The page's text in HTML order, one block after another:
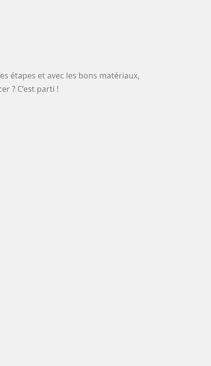
étapes et avec les bons matériaux,
? C’est parti !